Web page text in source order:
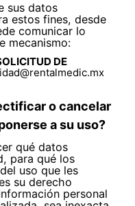
sus datos
estos fines, desde
comunicar lo
mecanismo:
DE
o cancelar
a su uso?
qué datos
para qué los
uso que les
su derecho
personal